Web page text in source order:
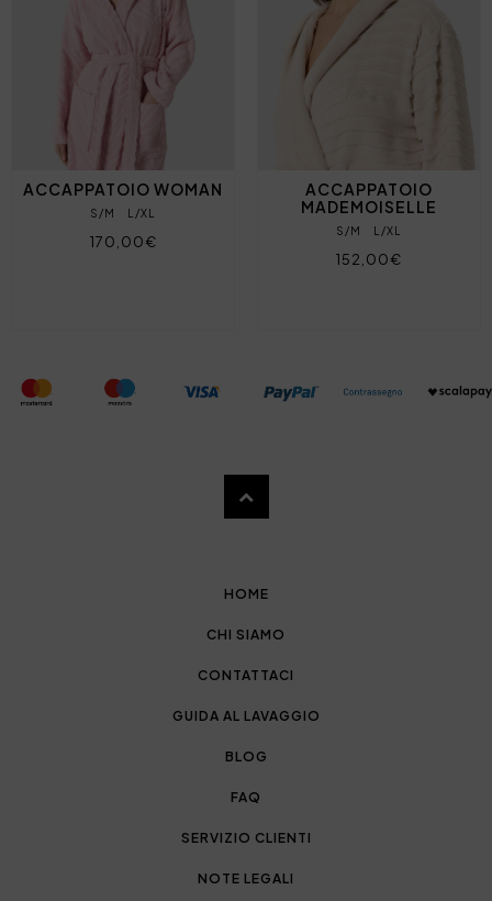
ACCAPPATOIO WOMAN
S/M L/XL
170,00€
ACCAPPATOIO
MADEMOISELLE
S/M L/XL
152,00€
HOME
CHI SIAMO
CONTATTACI
GUIDA AL LAVAGGIO
BLOG
FAQ
SERVIZIO CLIENTI
NOTE LEGALI